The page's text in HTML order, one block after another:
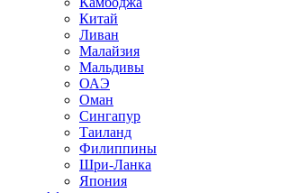
Китай
Ливан
Малайзия
Мальдивы
ОАЭ
Оман
Сингапур
Таиланд
Филиппины
Шри-Ланка
Япония